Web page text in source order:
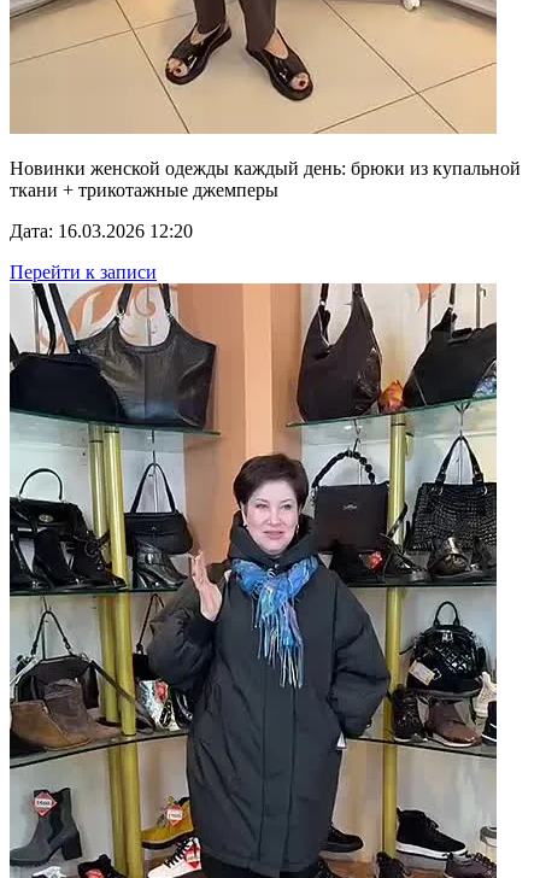
Новинки женской одежды каждый день: брюки из купальной
ткани + трикотажные джемперы
Дата: 16.03.2026 12:20
Перейти к записи